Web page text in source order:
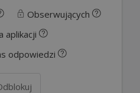
Obserwujących
aplikacji
odpowiedzi